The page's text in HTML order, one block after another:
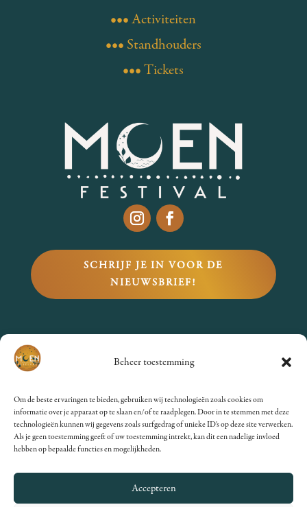
Beheer toestemming
Om de beste ervaringen te bieden, gebruiken wij technologieën zoals cookies om
informatie over je apparaat op te slaan en/of te raadplegen. Door in te stemmen met deze
technologieën kunnen wij gegevens zoals surfgedrag of unieke ID's op deze site verwerken.
Als je geen toestemming geeft of uw toestemming intrekt, kan dit een nadelige invloed
hebben op bepaalde functies en mogelijkheden.
Accepteren
••• Activiteiten
••• Standhouders
••• Tickets
SCHRIJF JE IN VOOR DE
NIEUWSBRIEF!
VRAGEN?
mailtje naar
info@moenfestival.nl.